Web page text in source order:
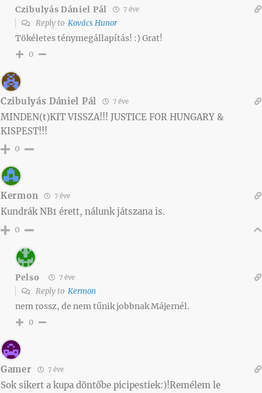
Czibulyás Dániel Pál 7 éve
Reply to Kovács Hunor
Tökéletes ténymegállapítás! :) Grat!
0
Czibulyás Dániel Pál 7 éve
MINDEN(t)KIT VISSZA!!! JUSTICE FOR HUNGARY &
KISPEST!!!
0
Kermon 7 éve
Kundrák NB1 érett, nálunk játszana is.
0
Pelso 7 éve
Reply to Kermon
nem rossz, de nem tűnik jobbnak Májernél.
0
Gamer 7 éve
Sok sikert a kupa döntőbe picipestiek:)!Remélem le